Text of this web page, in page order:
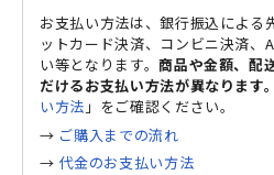
お支払い方法は、銀行振込による
ットカード決済、コンビニ決済、
い等となります。商品や金額、配
だけるお支払い方法が異なります
い方法 」をご確認ください。
→ ご購入までの流れ
→代金のお支払い方法